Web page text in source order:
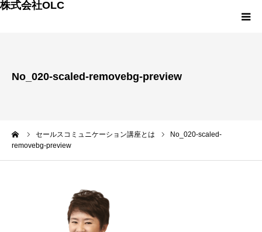
株式会社OLC
No_020-scaled-removebg-preview
セールスコミュニケーション講座とは
No_020-scaled-
removebg-preview
会社案内
スモールM&Aの詳細
OLCのプランと料金